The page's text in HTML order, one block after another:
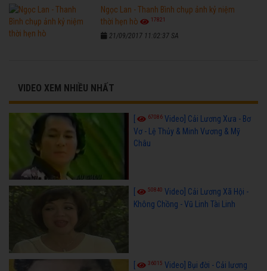
Ngọc Lan - Thanh Bình chụp ảnh kỷ niệm
thời hẹn hò
17821
21/09/2017 11:02:37 SA
VIDEO XEM NHIỀU NHẤT
[ 67086 Video] Cải Lương Xưa - Bơ
Vơ - Lệ Thủy & Minh Vương & Mỹ
Châu
50840 Video] Cải Lương Xã Hội -
Không Chồng - Vũ Linh Tài Linh
36015 Video] Bụi đời - Cải lương